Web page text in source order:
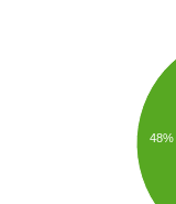
48%